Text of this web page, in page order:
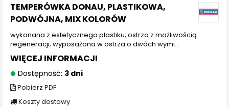
TEMPERÓWKA DONAU, PLASTIKOWA,
PODWÓJNA, MIX KOLORÓW
wykonana z estetycznego plastiku; ostrza z możliwością
regeneracji; wyposażona w ostrza o dwóch wymi...
WIĘCEJ INFORMACJI
Dostępność: 3 dni
Pobierz PDF
Koszty dostawy